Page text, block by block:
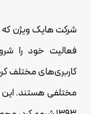
فعالیت خود را
کاربری‌های مختلف
مختلفی هستند. این